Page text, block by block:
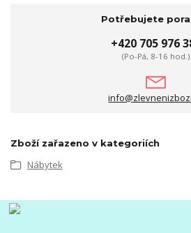
Potřebujete
+420 705 976
(Po-Pá, 8-16 hod.)
Zboží zařazeno v kategoriích
Nábytek